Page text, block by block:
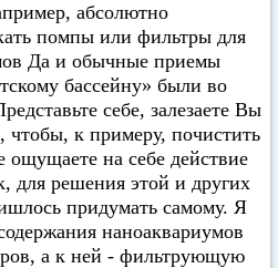
абсолютно
помпы или фильтры для
Да и обычные приемы
бассейну» были во
себе, залезаете Вы
чтобы, к примеру, почистить
ощущаете на себе действие
для решения этой и других
придумать самому. Я
наноаквариумов
а к ней - фильтрующую